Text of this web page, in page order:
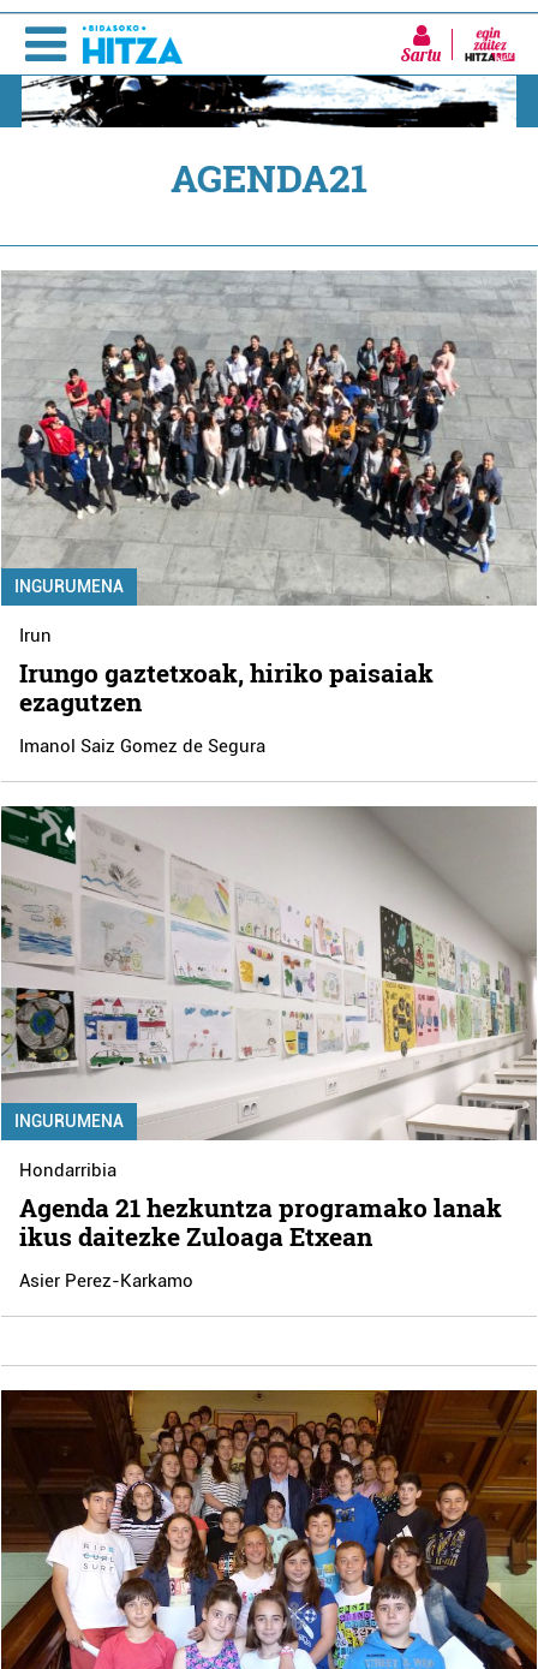
Sartu
AGENDA21
INGURUMENA
Irun
Irungo gaztetxoak, hiriko paisaiak
ezagutzen
Imanol Saiz Gomez de Segura
INGURUMENA
Hondarribia
Agenda 21 hezkuntza programako lanak
ikus daitezke Zuloaga Etxean
Asier Perez-Karkamo